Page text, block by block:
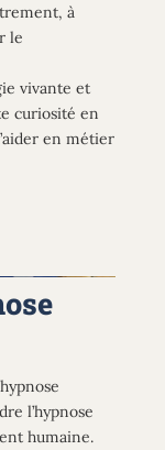
à
le
vivante et
curiosité en
en métier
l’hypnose
humaine.